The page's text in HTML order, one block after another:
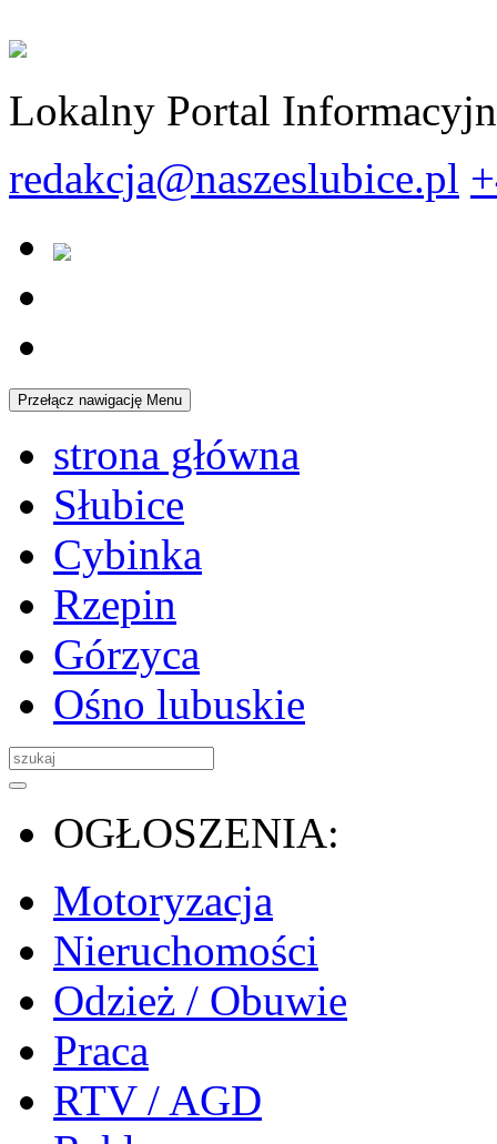
Lokalny Portal
redakcja@naszeslubice.pl
Przełącz nawigację Menu
strona główna
Słubice
Cybinka
Rzepin
Górzyca
Ośno lubuskie
OGŁOSZENIA:
Motoryzacja
Nieruchomości
Odzież / Obuwie
Praca
RTV / AGD